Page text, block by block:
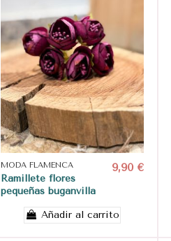
MODA FLAMENCA
Ramillete flores
pequeñas buganvilla
9,90 €
Añadir al carrito